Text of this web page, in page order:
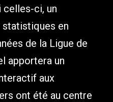
ci, un
statistiques en
de la Ligue de
apportera un
aux
ont été au centre